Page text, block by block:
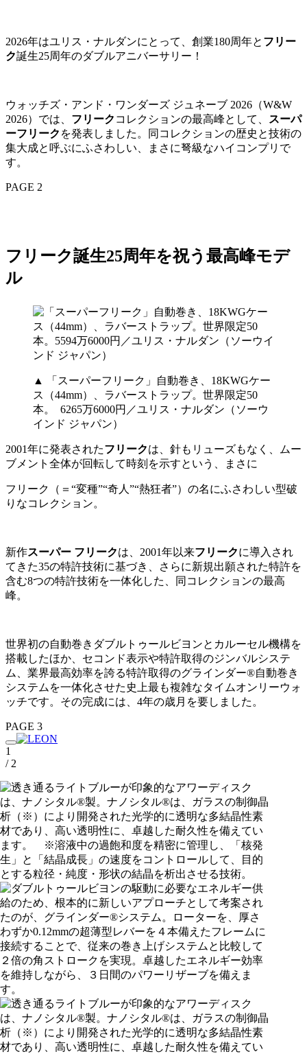
2026年はユリス・ナルダンにとって、創業180周年と フリー
ク誕生25周年のダブルアニバーサリー！
ウォッチズ・アンド・ワンダーズ ジュネーブ 2026（W&W
2026）では、 フリーク コレクションの最高峰として、
スーパ
ーフリーク を発表しました。同コレクションの歴史と技術の
集大成と呼ぶにふさわしい、まさに弩級なハイコンプリで
す。
PAGE 2
フリーク誕生25周年を祝う最高峰モデ
ル
▲ 「スーパーフリーク」自動巻き、18KWGケー
ス（44mm）、ラバーストラップ。世界限定50
本。 6265万6000円／ユリス・ナルダン（ソーウ
インド ジャパン）
2001年に発表されたフリークは、針もリューズもなく、ムー
ブメント全体が回転して時刻を示すという、まさに
フリーク（＝“変種”“奇人”“熱狂者”）の名にふさわしい型破
りなコレクション。
新作スーパー フリークは、2001年以来フリークに導入され
てきた35の特許技術に基づき、さらに新規出願された特許を
含む8つの特許技術を一体化した、同コレクションの最高
峰。
世界初の自動巻きダブルトゥールビヨンとカルーセル機構を
搭載したほか、セコンド表示や特許取得のジンバルシステ
ム、業界最高効率を誇る特許取得のグラインダー®自動巻き
システムを一体化させた史上最も複雑なタイムオンリーウォ
ッチです。その完成には、4年の歳月を要しました。
PAGE 3
1
/ 2